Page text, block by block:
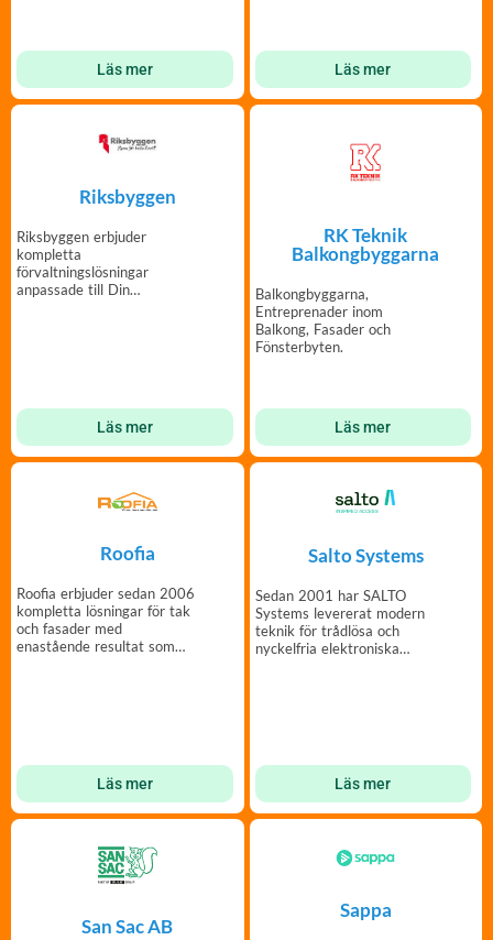
Läs mer Läs mer
Riksbyggen
Riksbyggen erbjuder
kompletta
förvaltningslösningar
anpassade till Din
Läs mer
RK Teknik
Balkongbyggarna
Balkongbyggarna,
Entreprenader inom
Balkong, Fasader och
Fönsterbyten.
Läs mer
Roofia
Roofia erbjuder sedan 2006
kompletta lösningar för tak
och fasader med
enastående resultat som
Läs mer
Salto Systems
Sedan 2001 har SALTO
Systems levererat modern
teknik för trådlösa och
nyckelfria elektroniska
Läs mer
San Sac AB
Sappa